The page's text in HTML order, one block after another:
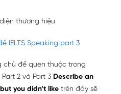
thương hiệu
IELTS Speaking part 3
chủ đề quen thuộc trong
2 và Part 3 Describe an
you didn’t like trên đây sẽ